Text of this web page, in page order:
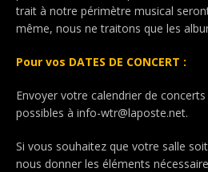
trait à notre périmètre musical
même, nous ne traitons que les
Pour vos DATES DE CONCERT :
Envoyer votre calendrier de
possibles à info-wtr@laposte.net.
Si vous souhaitez que votre salle
nous donner les éléments